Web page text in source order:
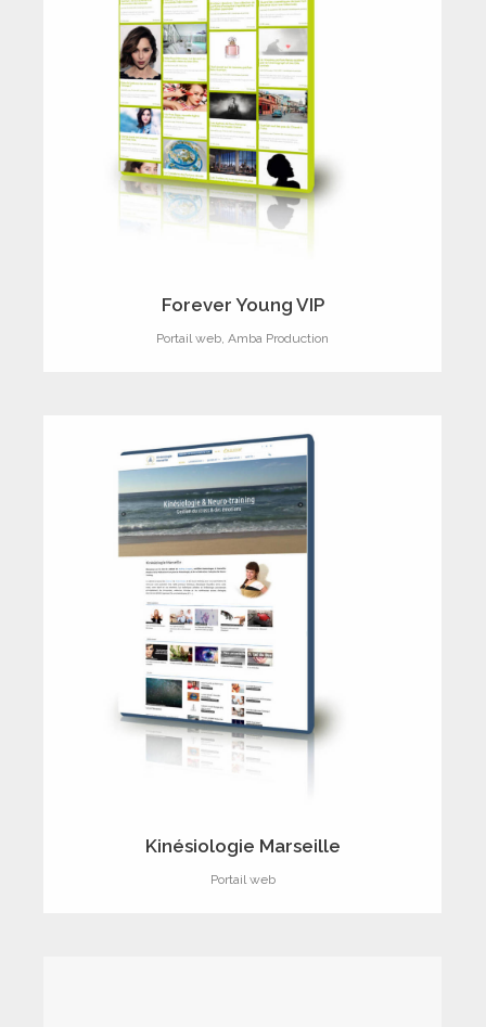
Forever Young VIP
Portail web,Amba Production
Kinésiologie Marseille
Portail web